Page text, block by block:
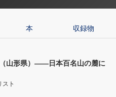
本 収録物
山形県）――日本百名山の麓に
スト